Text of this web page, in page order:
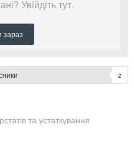
Увійдіть тут.
зараз
2
та устаткування